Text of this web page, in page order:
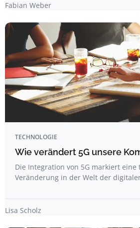
Fabian Weber
TECHNOLOGIE
Wie verändert 5G unsere
Die Integration von 5G markiert eine
Veränderung in der Welt der
Lisa Scholz